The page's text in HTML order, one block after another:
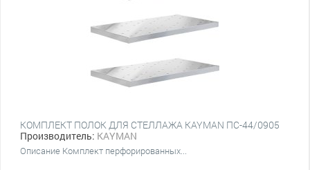
КОМПЛЕКТ ПОЛОК ДЛЯ СТЕЛЛАЖА KAYMAN ПС-44/0905
Производитель: KAYMAN
Описание Комплект перфорированных...